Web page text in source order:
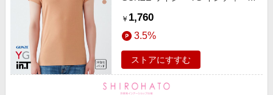
ーネック 後ろ丈長め 脇パッド付き
￥ 1,760
3.5%
ストアにすすむ